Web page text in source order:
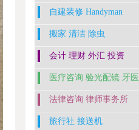
自建装修 Handyman
搬家 清洁 除虫
会计 理财 外汇 投资
医疗咨询 验光配镜 牙医
法律咨询 律师事务所
旅行社 接送机